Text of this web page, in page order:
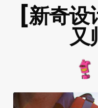
[新奇
又